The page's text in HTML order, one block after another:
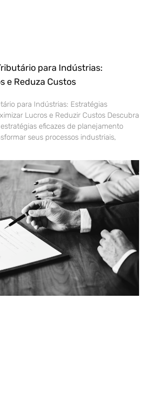
para Indústrias:
e Reduza Custos
para Indústrias: Estratégias
Lucros e Reduzir Custos Descubra
eficazes de planejamento
seus processos industriais,